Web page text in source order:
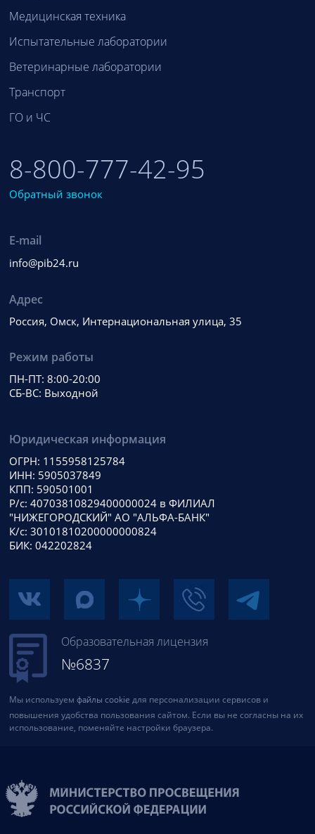
Медицинская техника
Испытательные лаборатории
Ветеринарные лаборатории
Транспорт
ГО и ЧС
8-800-777-42-95
Обратный звонок
E-mail
info@pib24.ru
Адрес
Россия, Омск, Интернациональная улица, 35
Режим работы
ПН-ПТ: 8:00-20:00
СБ-ВС: Выходной
Юридическая информация
ОГРН: 1155958125784
ИНН: 5905037849
КПП: 590501001
Р/с: 40703810829400000024 в ФИЛИАЛ
"НИЖЕГОРОДСКИЙ" АО "АЛЬФА-БАНК"
К/с: 30101810200000000824
БИК: 042202824
Образовательная лицензия
№6837
Мы используем файлы cookie для персонализации сервисов и
повышения удобства пользования сайтом. Если вы не согласны на их
использование, поменяйте настройки браузера.